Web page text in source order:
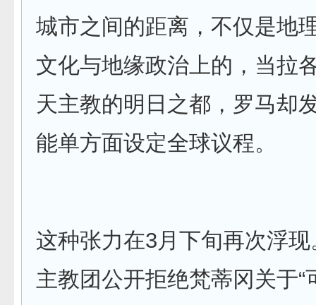
城市之间的距离，不仅是地
文化与地缘政治上的，当拉
天主教的明日之都，罗马却
能单方面设定全球议程。
这种张力在3月下旬再次浮
主教团公开拒绝梵蒂冈关于“